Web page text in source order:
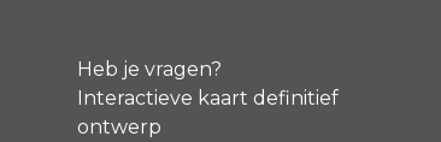
Heb je vragen?
Interactieve kaart definitief
ontwerp